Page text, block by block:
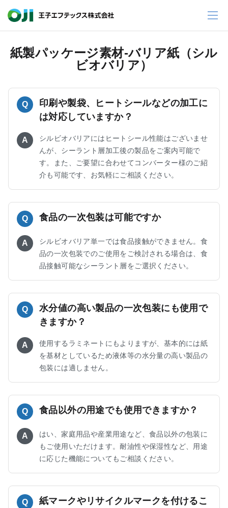
紙製パッケージ素材-バリア紙（シル
ビオバリア）
Q
印刷や製袋、ヒートシールなどの加工に
は対応していますか？
A
シルビオバリアにはヒートシール性能はございませ
んが、シーラント層加工後の製品をご案内可能で
す。また、ご要望に合わせてコンバーター様のご紹
介も可能です、お気軽にご相談ください。
Q 食品の一次包装は可能ですか
A
シルビオバリア単一では食品接触ができません。食
品の一次包装でのご使用をご検討される場合は、食
品接触可能なシーラント層をご選択ください。
Q
水分値の高い製品の一次包装にも使用で
きますか？
A
使用するラミネートにもよりますが、基本的には紙
を基材としているため液体等の水分量の高い製品の
包装には適しません。
Q 食品以外の用途でも使用できますか？
A
はい、家庭用品や産業用途など、食品以外の包装に
もご使用いただけます。耐油性や保湿性など、用途
に応じた機能についてもご相談ください。
Q
紙マークやリサイクルマークを付けるこ